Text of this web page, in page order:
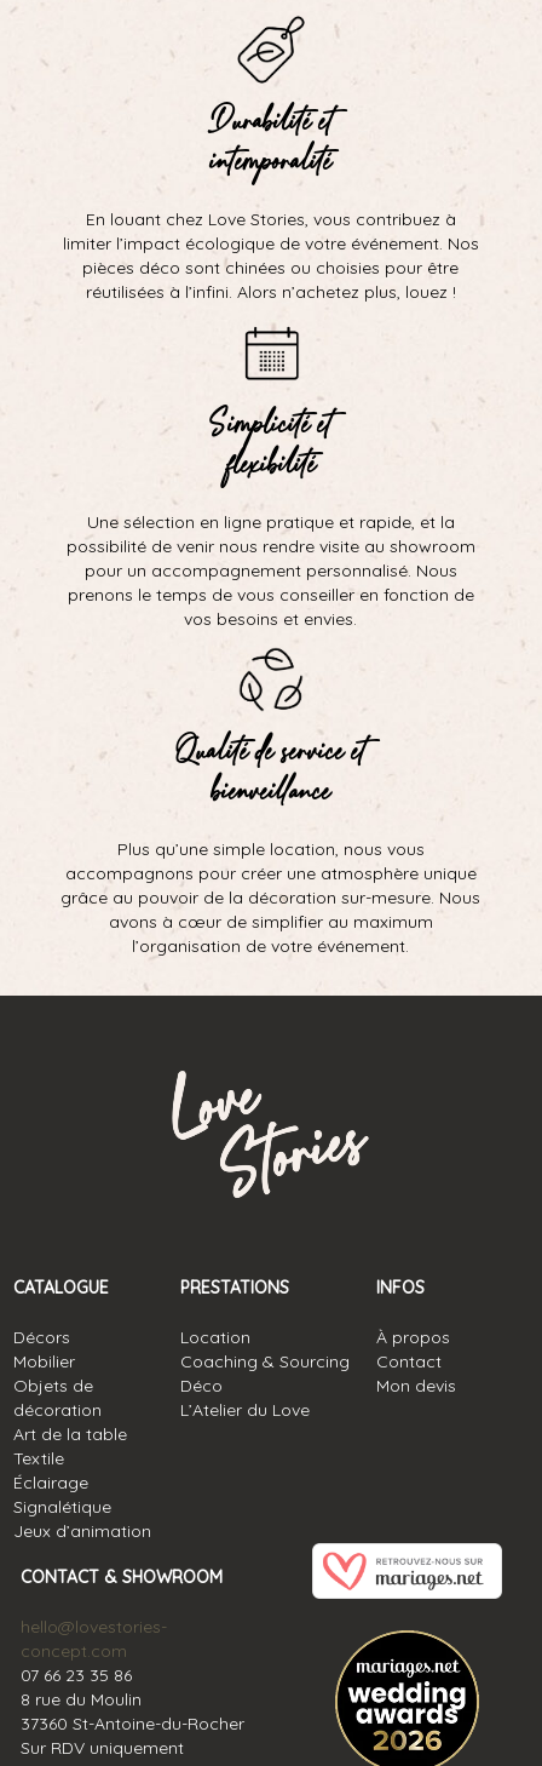
Durabilité et
intemporalité
En louant chez Love Stories, vous contribuez à
limiter l’impact écologique de votre événement. Nos
pièces déco sont chinées ou choisies pour être
réutilisées à l’infini. Alors n’achetez plus, louez !
Simplicité et
flexibilité
Une sélection en ligne pratique et rapide, et la
possibilité de venir nous rendre visite au showroom
pour un accompagnement personnalisé. Nous
prenons le temps de vous conseiller en fonction de
vos besoins et envies.
Qualité de service et
bienveillance
Plus qu’une simple location, nous vous
accompagnons pour créer une atmosphère unique
grâce au pouvoir de la décoration sur-mesure. Nous
avons à cœur de simplifier au maximum
l’organisation de votre événement.
CATALOGUE
Décors
Mobilier
Objets de
décoration
Art de la table
Textile
Éclairage
Signalétique
Jeux d’animation
PRESTATIONS
Location
Coaching & Sourcing
Déco
L’Atelier du Love
INFOS
À propos
Contact
Mon devis
CONTACT & SHOWROOM
hello@lovestories-
concept.com
07 66 23 35 86
8 rue du Moulin
37360 St-Antoine-du-Rocher
Sur RDV uniquement